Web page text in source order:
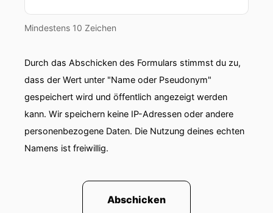
Mindestens 10 Zeichen
Durch das Abschicken des Formulars stimmst du zu,
dass der Wert unter "Name oder Pseudonym"
gespeichert wird und öffentlich angezeigt werden
kann. Wir speichern keine IP-Adressen oder andere
personenbezogene Daten. Die Nutzung deines echten
Namens ist freiwillig.
Abschicken